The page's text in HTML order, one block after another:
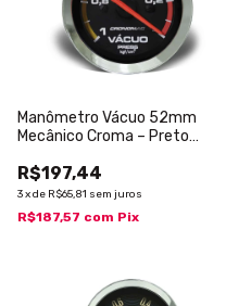
Manômetro Vácuo 52mm
Mecânico Croma – Preto
R$197,44
3xde R$65,81 sem juros
R$187,57 com Pix